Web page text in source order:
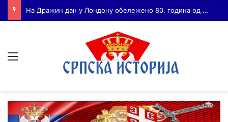
Бојанић: ВОЈА ТАНКОСИЋ – ЧОВЕК КОГА СУ СЕ ПЛАШИЛИ И ЖИВОГ И МРТВОГ, а нема ни споненик